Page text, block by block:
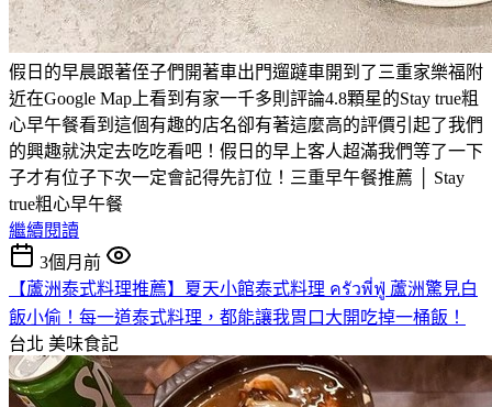
假日的早晨跟著侄子們開著車出門遛躂車開到了三重家樂福附
近在Google Map上看到有家一千多則評論4.8顆星的Stay true粗
心早午餐看到這個有趣的店名卻有著這麼高的評價引起了我們
的興趣就決定去吃吃看吧！假日的早上客人超滿我們等了一下
子才有位子下次一定會記得先訂位！三重早午餐推薦 │ Stay
true粗心早午餐
繼續閱讀
3個月前
【蘆洲泰式料理推薦】夏天小館泰式料理 ครัวพี่ฟู่ 蘆洲驚見白
飯小偷！每一道泰式料理，都能讓我胃口大開吃掉一桶飯！
台北 美味食記